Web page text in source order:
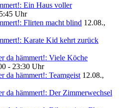
Ein Haus voller
Uhr
Flirten macht blind 12.08.,
Karate Kid kehrt zurück
da hämmert!: Viele Köche
- 23:30 Uhr
da hämmert!: Teamgeist 12.08.,
da hämmert!: Der Zimmerwechsel